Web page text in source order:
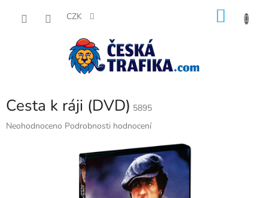
CZK
Cesta k ráji (DVD) 5895
Průměrné
Neohodnoceno Podrobnosti hodnocení